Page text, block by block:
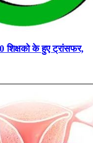
शिक्षको के हुए ट्रांसफर,